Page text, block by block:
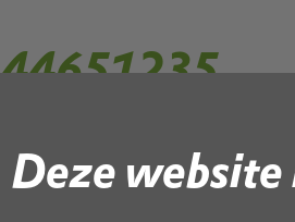
Deze
44651235
Gebruik de onderstaande link om